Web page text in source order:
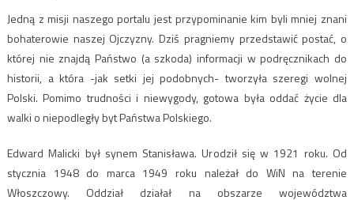
Jedną z misji naszego portalu jest przypominanie kim byli mniej znani
bohaterowie naszej Ojczyzny. Dziś pragniemy przedstawić postać, o
której nie znajdą Państwo (a szkoda) informacji w podręcznikach do
historii, a która -jak setki jej podobnych- tworzyła szeregi wolnej
Polski. Pomimo trudności i niewygody, gotowa była oddać życie dla
walki o niepodległy byt Państwa Polskiego.
Edward Malicki był synem Stanisława. Urodził się w 1921 roku. Od
stycznia 1948 do marca 1949 roku należał do WiN na terenie
Włoszczowy. Oddział działał na obszarze województwa